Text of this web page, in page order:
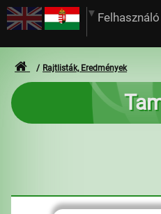
Felhasználó
Rajtlisták, Eredmények